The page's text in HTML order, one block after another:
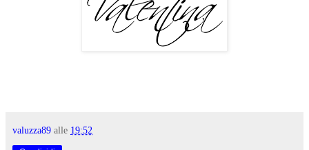
valuzza89 alle 19:52